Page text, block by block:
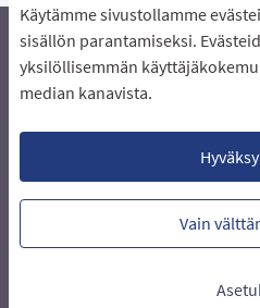
Käytämme sivustollamme
sisällön parantamiseksi.
yksilöllisemmän
median kanavista.
Vain
Äänestyksen pikaohjeet
Näin äänestät
Verkkosivusto